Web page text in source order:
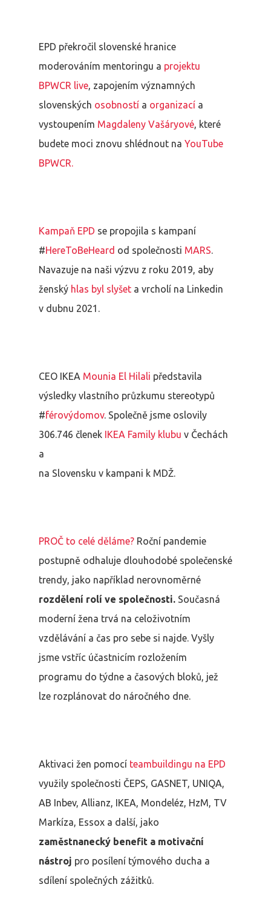
EPD překročil slovenské hranice
moderováním mentoringu a projektu
BPWCR live, zapojením významných
slovenských osobností a organizací a
vystoupením Magdaleny Vašáryové, které
budete moci znovu shlédnout na YouTube
BPWCR.
Kampaň EPD se propojila s kampaní
#HereToBeHeard od společnosti MARS.
Navazuje na naši výzvu z roku 2019, aby
ženský hlas byl slyšet a vrcholí na Linkedin
v dubnu 2021.
CEO IKEA Mounia El Hilali představila
výsledky vlastního průzkumu stereotypů
#férovýdomov. Společně jsme oslovily
306.746 členek IKEA Family klubu v Čechách
a
na Slovensku v kampani k MDŽ.
PROČ to celé děláme? Roční pandemie
postupně odhaluje dlouhodobé společenské
trendy, jako například nerovnoměrné
rozdělení rolí ve společnosti. Současná
moderní žena trvá na celoživotním
vzdělávání a čas pro sebe si najde. Vyšly
jsme vstříc účastnicím rozložením
programu do týdne a časových bloků, jež
lze rozplánovat do náročného dne.
Aktivaci žen pomocí teambuildingu na EPD
využily společnosti ČEPS, GASNET, UNIQA,
AB Inbev, Allianz, IKEA, Mondeléz, HzM, TV
Markíza, Essox a další, jako
zaměstnanecký benefit a motivační
nástroj pro posílení týmového ducha a
sdílení společných zážitků.